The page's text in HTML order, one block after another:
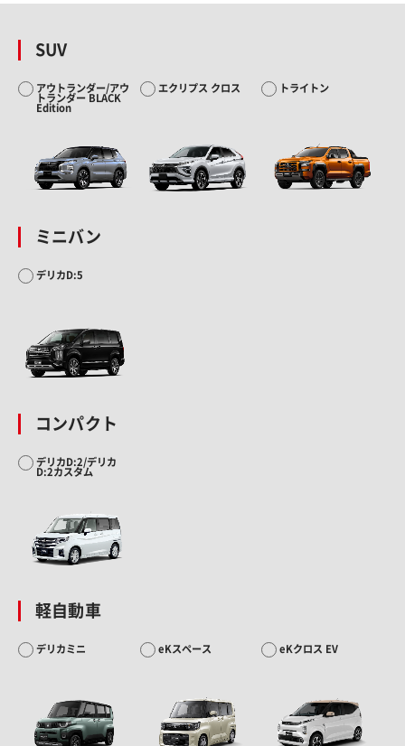
SUV
アウトランダー/アウ
トランダー BLACK
Edition
エクリプス クロス トライトン
ミニバン
デリカD:5
コンパクト
デリカD:2/デリカ
D:2カスタム
軽自動車
デリカミニ eKスペース eKクロス EV